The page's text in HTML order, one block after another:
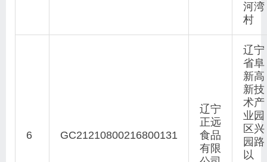
河湾
村
6 GC21210800216800131
辽宁
正远
食品
有限
辽宁
省阜
新高
新技
术产
业园
区兴
园路
以